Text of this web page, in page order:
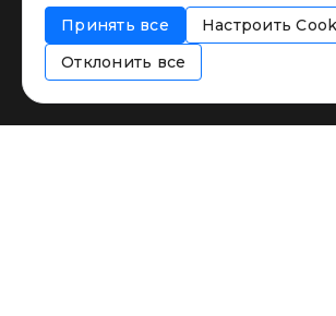
Соглашение об
Политика использования
Принять все
Настроить
Отклонить все